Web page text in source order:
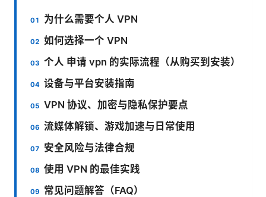
为什么需要个人 VPN
如何选择一个 VPN
个人 申请 vpn 的实际流程（从购买到安装）
设备与平台安装指南
VPN 协议、加密与隐私保护要点
流媒体解锁、游戏加速与日常使用
安全风险与法律合规
使用 VPN 的最佳实践
常见问题解答（FAQ）